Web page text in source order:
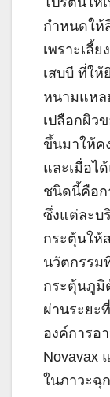
กำหนดให้
เพราะเลี้
เสบบี ที่ให้
หนามแหล
เปลือกผิว
ขึ้นมาให้ค
และเมื่อไ
ชนิดนี้คือก
ซึ่งแต่ละบ
กระตุ้นให้
นวัตกรรม
กระตุ้นภูมิ
ผ่านระยะ
องค์การอ
Novavax
ในภาวะฉุ